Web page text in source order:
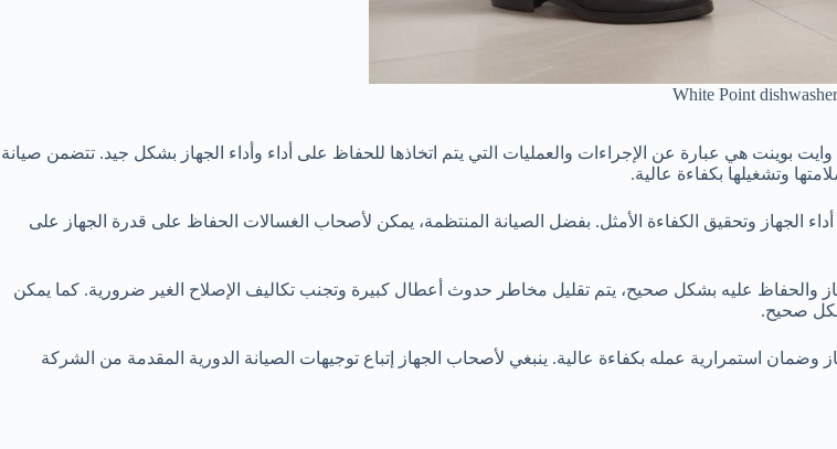
بوينت هي عبارة عن الإجراءات والعمليات التي يتم اتخاذها للحفاظ على أداء وأداء الجهاز بشكل جيد. تتضمن صيانة
وتشغيلها بكفاءة عالية.
الجهاز وتحقيق الكفاءة الأمثل. بفضل الصيانة المنتظمة، يمكن لأصحاب الغسالات الحفاظ على قدرة الجهاز على
والحفاظ عليه بشكل صحيح، يتم تقليل مخاطر حدوث أعطال كبيرة وتجنب تكاليف الإصلاح الغير ضرورية. كما يمكن
صحيح.
استمرارية عمله بكفاءة عالية. ينبغي لأصحاب الجهاز إتباع توجيهات الصيانة الدورية المقدمة من الشركة